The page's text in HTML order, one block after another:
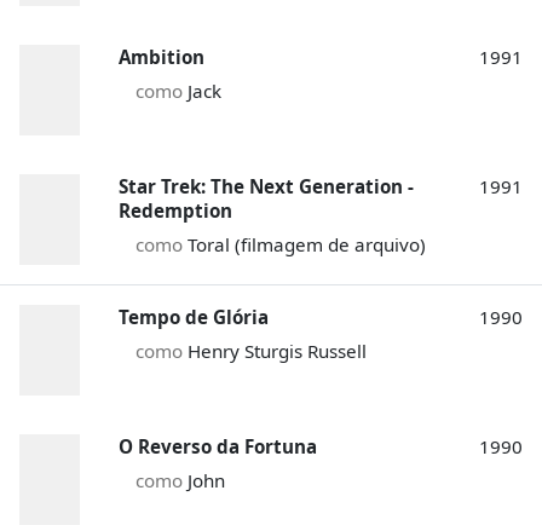
Ambition
como Jack
1991
Star Trek: The Next Generation -
Redemption
como Toral (filmagem de arquivo)
1991
Tempo de Glória
como Henry Sturgis Russell
1990
O Reverso da Fortuna
como John
1990